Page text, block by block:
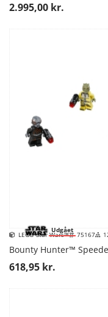
2.995,00 kr.
Udgået
LEGO Star Wars™ 75167
Bounty Hunter™
618,95 kr.